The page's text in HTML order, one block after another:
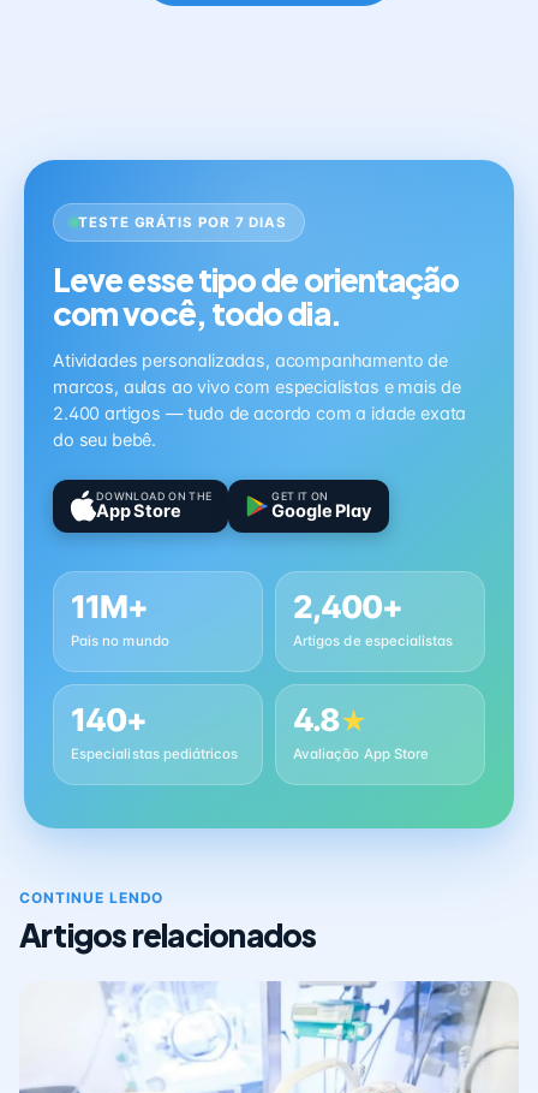
TESTE GRÁTIS POR 7 DIAS
Leve esse tipo de orientação
com você, todo dia.
Atividades personalizadas, acompanhamento de
marcos, aulas ao vivo com especialistas e mais de
2.400 artigos — tudo de acordo com a idade exata
do seu bebê.
DOWNLOAD ON THE
App Store
GET IT ON
Google Play
11M+
Pais no mundo
2,400+
Artigos de especialistas
140+
Especialistas pediátricos
4.8★
Avaliação App Store
CONTINUE LENDO
Artigos relacionados